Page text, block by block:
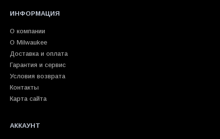
ИНФОРМАЦИЯ
О компании
О Milwaukee
Доставка и оплата
Гарантия и сервис
Условия возврата
Контакты
Карта сайта
АККАУНТ